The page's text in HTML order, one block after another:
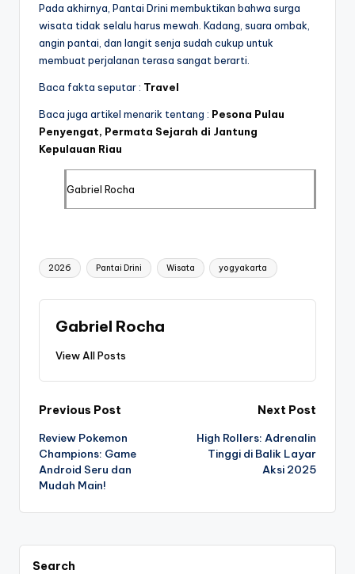
Pada akhirnya, Pantai Drini membuktikan bahwa surga
wisata tidak selalu harus mewah. Kadang, suara ombak,
angin pantai, dan langit senja sudah cukup untuk
membuat perjalanan terasa sangat berarti.
Baca fakta seputar : Travel
Baca juga artikel menarik tentang : Pesona Pulau
Penyengat, Permata Sejarah di Jantung
Kepulauan Riau
Gabriel Rocha
Tags:
2026 Pantai Drini Wisata yogyakarta
Gabriel Rocha
View All Posts
Post
navigation
Previous Post
Review Pokemon
Champions: Game
Android Seru dan
Mudah Main!
Next Post
High Rollers: Adrenalin
Tinggi di Balik Layar
Aksi 2025
Search